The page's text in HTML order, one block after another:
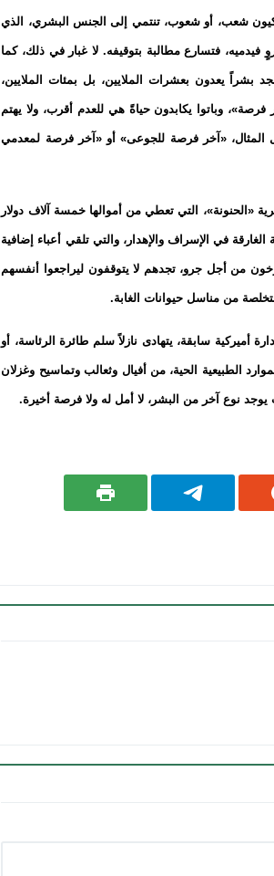
شعب، أو شعوب، تنتمي إلى الجنس البشري، الذي
فتسارع مطالبة بتوقيفه. لا غبار في ذلك، كما
بشراً يعدون بعشرات الملايين، بل بمئات الملايين،
وباتوا يكابدون حياةً هي للعدم أقرب، ولا يهتم
المثال، «آخر فرصة للجوعى» أو «آخر فرصة لمعدمي
«الحنونة»، التي تعطي من أموالها خمسة آلاف دولار
في الإسراف والإهدار، والتي تلقي أعباء إضافية
من أجل جرو، تجدهم لا يتوقفون ليراجعوا أنفسهم
من مناسل حيوانات الغابة.
أميركية سابقة، يتهادى نازلاً سلم طائرة الرئاسة، أو
الطبيعية الحية، من أفيال وثعالب وتماسيح وغزلان
يوجد نوع آخر من البشر، لا أمل له ولا فرصة أخيرة.